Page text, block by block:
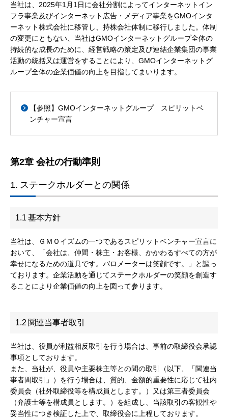
当社は、2025年1月1日に会社分割によってインターネットイン
フラ事業及びインターネット広告・メディア事業をGMOインタ
ーネット株式会社に移管し、持株会社体制に移行しました。体制
の変更にともない、当社はGMOインターネットグループ全体の
持続的な成長のために、経営戦略の策定及び連結企業集団の事業
活動の統括又は運営をすることにより、GMOインターネットグ
ループ全体の企業価値の向上を目指してまいります。
【参照】GMOインターネットグループ スピリットベ
ンチャー宣言
第2章 会社の行動準則
1. ステークホルダーとの関係
1.1 基本方針
当社は、ＧＭＯイズムの一つであるスピリットベンチャー宣言に
おいて、「会社は、仲間・株主・お客様、かかわるすべての方が
幸せになるための道具です。バロメーターは笑顔です。」と謳っ
ております。企業活動を通じてステークホルダーの笑顔を創造す
ることにより企業価値の向上を図って参ります。
1.2 関連当事者取引
当社は、役員が利益相反取引を行う場合は、事前の取締役会承認
事項としております。
また、当社が、役員や主要株主等との間の取引（以下、「関連当
事者間取引」）を行う場合は、質的、金額的重要性に応じて社内
委員会（社外取締役等を構成員とします。）又は第三者委員会
（弁護士等を構成員とします。）を組成し、当該取引の客観性や
妥当性につき検証した上で、取締役会に上程しております。